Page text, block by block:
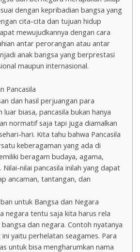
dengan kepribadian bangsa yang
cita-cita dan tujuan hidup
mewujudkannya dengan cara
antar perorangan atau antar
anak bangsa yang berprestasi
maupun internasional.
dan hasil perjuangan para
luar biasa, pancasila bukan hanya
normatif saja tapi juga diamalkan
hari. Kita tahu bahwa Pancasila
keberagaman yang ada di
beragam budaya, agama,
Nilai-nilai pancasila inilah yang dapat
ancaman, tantangan, dan
untuk Bangsa dan Negara
negara tentu saja kita harus rela
dan negara. Contoh nyatanya
yaitu perhelatan seagames. Para
untuk bisa mengharumkan nama